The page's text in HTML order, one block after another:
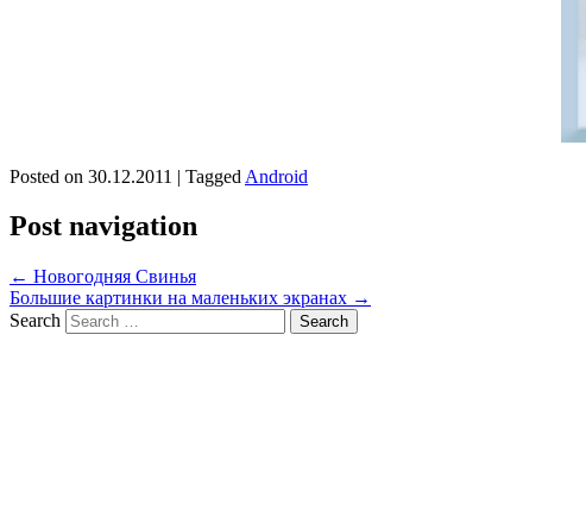
Posted on 30.12.2011 | Tagged Android
Post navigation
← Новогодняя Свинья
Большие картинки на маленьких экранах →
Search